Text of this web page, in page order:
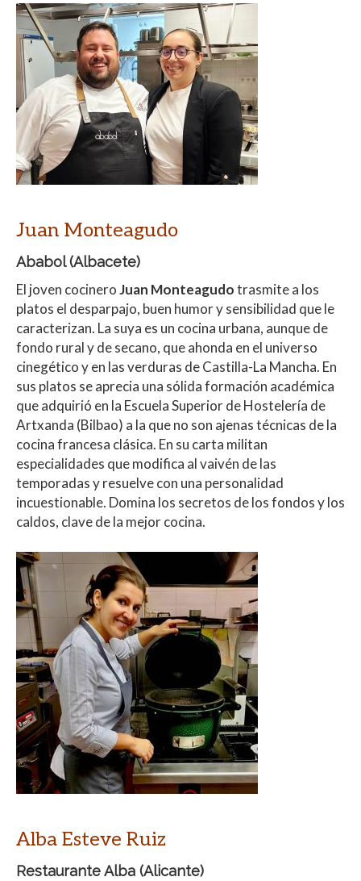
Juan Monteagudo
Ababol (Albacete)
El joven cocineroJuan Monteagudotrasmite a los
platos el desparpajo, buen humor y sensibilidad que le
caracterizan. La suya es un cocina urbana, aunque de
fondo rural y de secano, que ahonda en el universo
cinegético y en las verduras de Castilla-La Mancha. En
sus platos se aprecia una sólida formación académica
que adquirió en la Escuela Superior de Hostelería de
Artxanda (Bilbao) a la que no son ajenas técnicas de la
cocina francesa clásica. En su carta militan
especialidades que modifica al vaivén de las
temporadas y resuelve con una personalidad
incuestionable. Domina los secretos de los fondos y los
caldos, clave de la mejor cocina.
Alba Esteve Ruiz
Restaurante Alba (Alicante)